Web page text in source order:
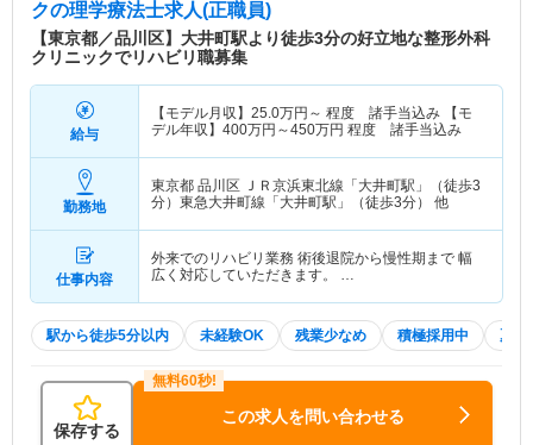
クの理学療法士求人(正職員)
【東京都／品川区】大井町駅より徒歩3分の好立地な整形外科
クリニックでリハビリ職募集
給与
【モデル月収】 25.0万円～ 程度 諸手当込み 【モ
デル年収】 400万円～450万円 程度 諸手当込み
勤務地
東京都 品川区 ＪＲ京浜東北線「大井町駅」（徒歩3
分）東急大井町線「大井町駅」（徒歩3分） 他
仕事内容
外来でのリハビリ業務 術後退院から慢性期まで 幅
広く対応していただきます。 …
駅から徒歩5分以内 未経験OK 残業少なめ 積極採用中 夏～
保存する
この求人を問い合わせる